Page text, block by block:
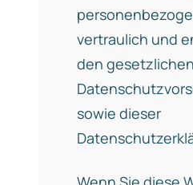
vertraulich und
den gesetzlichen
sowie dieser